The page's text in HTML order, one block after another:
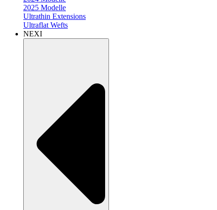
2025 Modelle
Ultrathin Extensions
Ultraflat Wefts
NEXI